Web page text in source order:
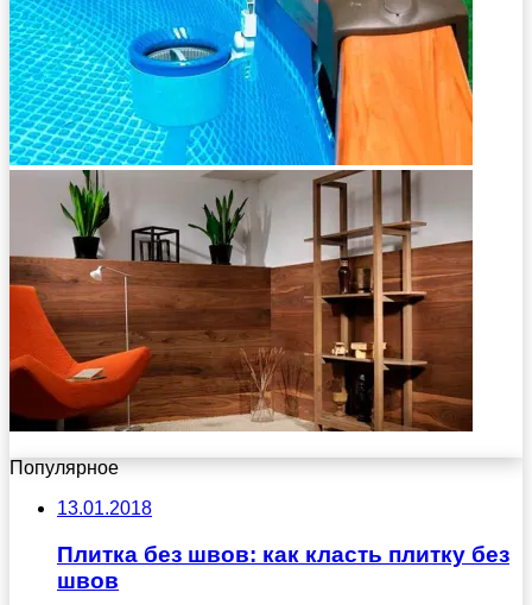
Популярное
13.01.2018
Плитка без швов: как класть плитку без
швов